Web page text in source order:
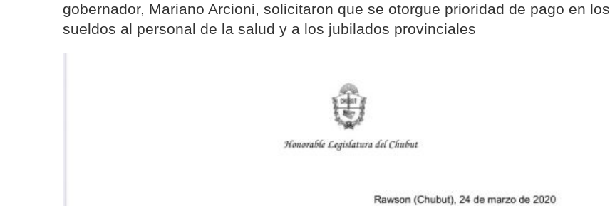
gobernador, Mariano Arcioni, solicitaron que se otorgue prioridad de pago en los
sueldos al personal de la salud y a los jubilados provinciales